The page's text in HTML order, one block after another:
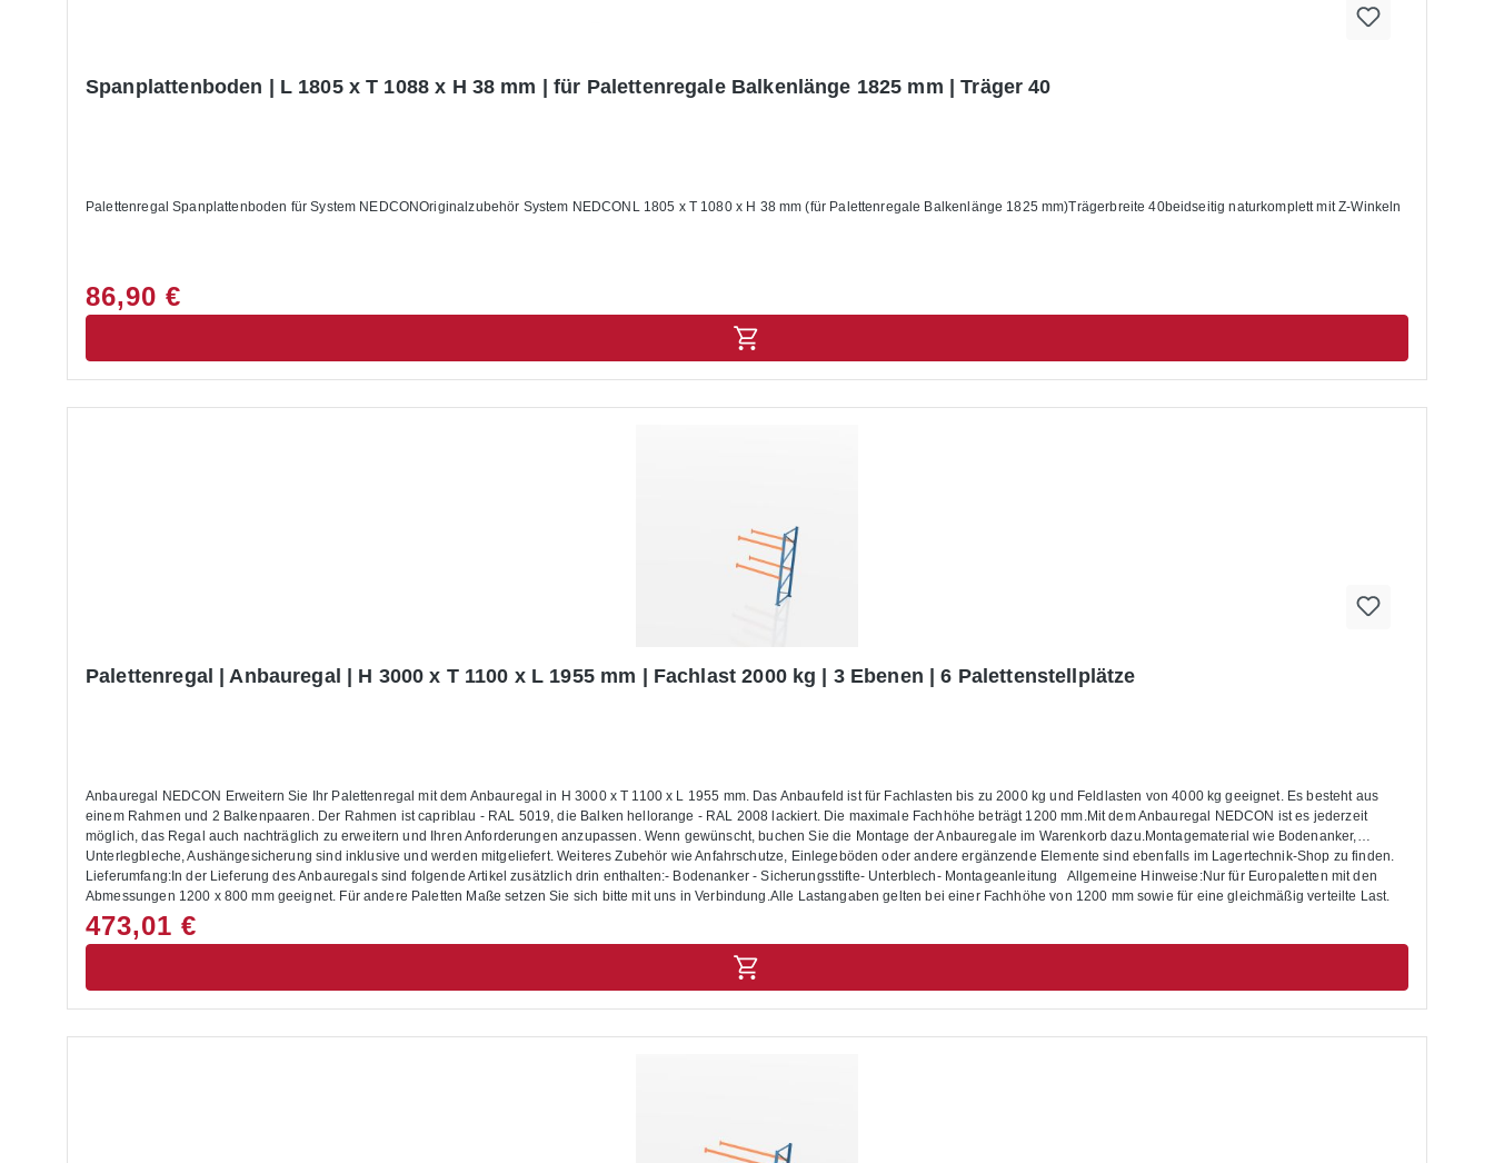
Spanplattenboden | L 1805 x T 1088 x H 38 mm | für Palettenregale Balkenlänge 1825 mm | Träger 40
Palettenregal Spanplattenboden für System NEDCONOriginalzubehör System NEDCONL 1805 x T 1080 x H 38 mm (für Palettenregale Balkenlänge 1825 mm)Trägerbreite 40beidseitig naturkomplett mit Z-Winkeln
86,90 €
Palettenregal | Anbauregal | H 3000 x T 1100 x L 1955 mm | Fachlast 2000 kg | 3 Ebenen | 6 Palettenstellplätze
Anbauregal NEDCON Erweitern Sie Ihr Palettenregal mit dem Anbauregal in H 3000 x T 1100 x L 1955 mm. Das Anbaufeld ist für Fachlasten bis zu 2000 kg und Feldlasten von 4000 kg geeignet. Es besteht aus
einem Rahmen und 2 Balkenpaaren. Der Rahmen ist capriblau - RAL 5019, die Balken hellorange - RAL 2008 lackiert. Die maximale Fachhöhe beträgt 1200 mm.Mit dem Anbauregal NEDCON ist es jederzeit
möglich, das Regal auch nachträglich zu erweitern und Ihren Anforderungen anzupassen. Wenn gewünscht, buchen Sie die Montage der Anbauregale im Warenkorb dazu.Montagematerial wie Bodenanker,
Unterlegbleche, Aushängesicherung sind inklusive und werden mitgeliefert. Weiteres Zubehör wie Anfahrschutze, Einlegeböden oder andere ergänzende Elemente sind ebenfalls im Lagertechnik-Shop zu finden.
Lieferumfang:In der Lieferung des Anbauregals sind folgende Artikel zusätzlich drin enthalten:- Bodenanker - Sicherungsstifte- Unterblech- Montageanleitung Allgemeine Hinweise:Nur für Europaletten mit den
Abmessungen 1200 x 800 mm geeignet. Für andere Paletten Maße setzen Sie sich bitte mit uns in Verbindung.Alle Lastangaben gelten bei einer Fachhöhe von 1200 mm sowie für eine gleichmäßig verteilte Last.
Die Palettenregale sind nicht zur Aufstellung im Außenbereich geeignet. Die Anlieferung erfolgt zerlegt mit Aufbauanleitung.
473,01 €